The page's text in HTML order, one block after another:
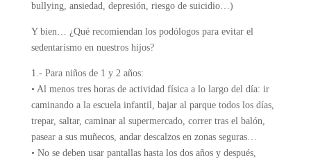
bullying, ansiedad, depresión, riesgo de suicidio…)
Y bien… ¿Qué recomiendan los podólogos para evitar el
sedentarismo en nuestros hijos?
1.- Para niños de 1 y 2 años:
• Al menos tres horas de actividad física a lo largo del día: ir
caminando a la escuela infantil, bajar al parque todos los días,
trepar, saltar, caminar al supermercado, correr tras el balón,
pasear a sus muñecos, andar descalzos en zonas seguras…
• No se deben usar pantallas hasta los dos años y después,